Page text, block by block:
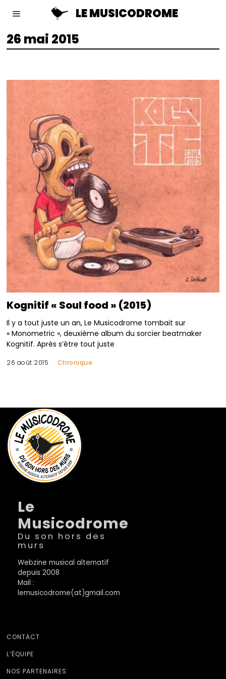
LE MUSICODROME
26 mai 2015
Kognitif « Soul food » (2015)
Il y a tout juste un an, Le Musicodrome tombait sur
« Monometric », deuxième album du sorcier beatmaker
Kognitif. Après s’être tout juste
26 août 2015 Chronique
Le
Musicodrome
Du son hors des
murs
Webzine musical alternatif
depuis 2008
Mail :
lemusicodrome(at)gmail.com
CONTACT
L’ÉQUIPE
NOS PARTENAIRES